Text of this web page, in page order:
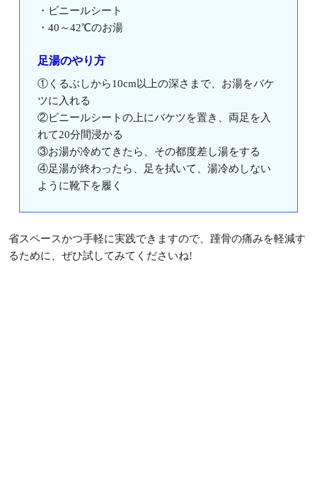
・ビニールシート
・40～42℃のお湯
足湯のやり方
①くるぶしから10cm以上の深さまで、お湯をバケ
ツに入れる
②ビニールシートの上にバケツを置き、両足を入
れて20分間浸かる
③お湯が冷めてきたら、その都度差し湯をする
④足湯が終わったら、足を拭いて、湯冷めしない
ように靴下を履く
省スペースかつ手軽に実践できますので、踵骨の痛みを軽減す
るために、ぜひ試してみてくださいね!